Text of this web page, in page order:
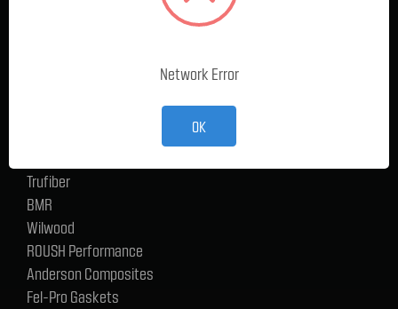
Versand und Zahlungsbedingungen
Ford Performance Racing Parts
Trufiber
BMR
Wilwood
ROUSH Performance
Anderson Composites
Fel-Pro Gaskets
Network Error
OK